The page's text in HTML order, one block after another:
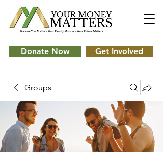
Donate Now Get Involved
Groups